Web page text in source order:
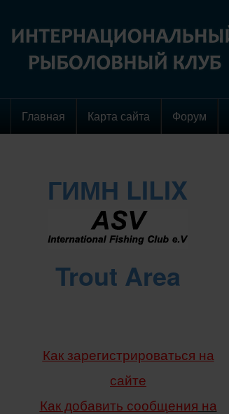
Главная Карта сайта Форум
ГИМН LILIX
Trout Area
Как зарегистрироваться на
сайте
Как добавить сообщения на